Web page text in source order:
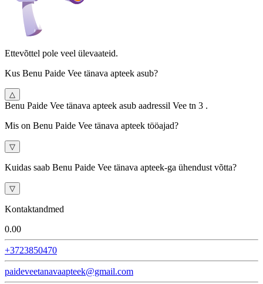
Ettevõttel pole veel ülevaateid.
Kus Benu Paide Vee tänava apteek asub?
△
Benu Paide Vee tänava apteek asub aadressil Vee tn 3 .
Mis on Benu Paide Vee tänava apteek tööajad?
▽
Kuidas saab Benu Paide Vee tänava apteek-ga ühendust võtta?
▽
Kontaktandmed
0.00
+3723850470
paideveetanavaapteek@gmail.com